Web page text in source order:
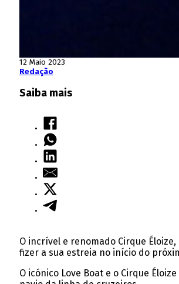
12 Maio 2023
Redação
Saiba mais
O incrível e renomado Cirque
fizer a sua estreia no início do
O icónico Love Boat e o Cirque